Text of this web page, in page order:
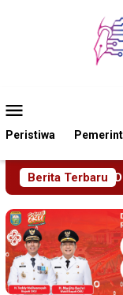
Mobile
Peristiwa
Berita Terbaru
Polisi